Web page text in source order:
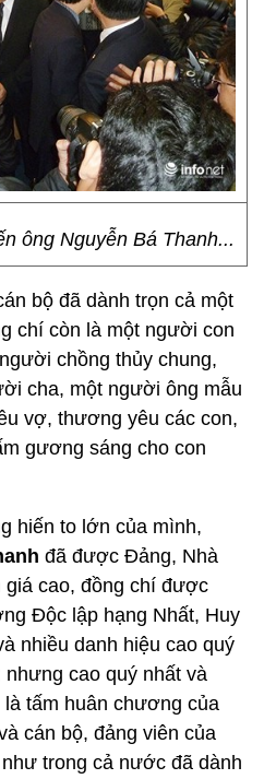
ông Nguyễn Bá Thanh...
bộ đã dành trọn cả một
chí còn là một người con
chồng thủy chung,
cha, một người ông mẫu
vợ, thương yêu các con,
gương sáng cho con
hiến to lớn của mình,
đã được Đảng, Nhà
cao, đồng chí được
Độc lập hạng Nhất, Huy
nhiều danh hiệu cao quý
cao quý nhất và
tấm huân chương của
cán bộ, đảng viên của
trong cả nước đã dành